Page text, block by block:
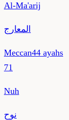
Al-Ma'arij
المعارج
Meccan44 ayahs
71
Nuh
نوح